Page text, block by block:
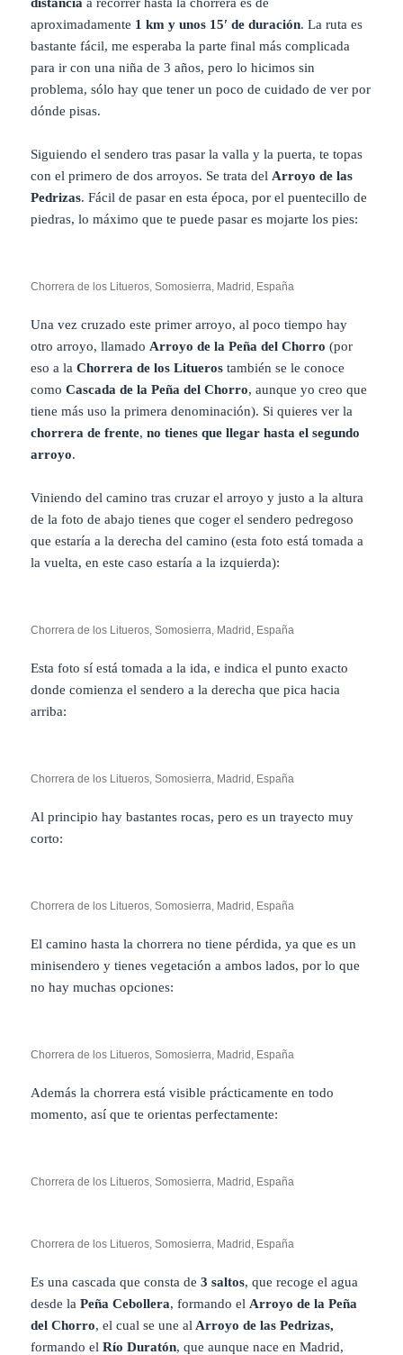
aproximadamente 1 km y unos 15′ de duración. La ruta es
bastante fácil, me esperaba la parte final más complicada
para ir con una niña de 3 años, pero lo hicimos sin
problema, sólo hay que tener un poco de cuidado de ver por
dónde pisas.
Siguiendo el sendero tras pasar la valla y la puerta, te topas
con el primero de dos arroyos. Se trata del Arroyo de las
Pedrizas. Fácil de pasar en esta época, por el puentecillo de
piedras, lo máximo que te puede pasar es mojarte los pies:
Chorrera de los Litueros, Somosierra, Madrid, España
Una vez cruzado este primer arroyo, al poco tiempo hay
otro arroyo, llamado Arroyo de la Peña del Chorro (por
eso a laChorrera de los Litueros también se le conoce
comoCascada de la Peña del Chorro, aunque yo creo que
tiene más uso la primera denominación). Si quieres ver la
chorrera de frente,no tienes que llegar hasta el segundo
arroyo.
Viniendo del camino tras cruzar el arroyo y justo a la altura
de la foto de abajo tienes que coger el sendero pedregoso
que estaría a la derecha del camino (esta foto está tomada a
la vuelta, en este caso estaría a la izquierda):
Chorrera de los Litueros, Somosierra, Madrid, España
Esta foto sí está tomada a la ida, e indica el punto exacto
donde comienza el sendero a la derecha que pica hacia
arriba:
Chorrera de los Litueros, Somosierra, Madrid, España
Al principio hay bastantes rocas, pero es un trayecto muy
corto:
Chorrera de los Litueros, Somosierra, Madrid, España
El camino hasta la chorrera no tiene pérdida, ya que es un
minisendero y tienes vegetación a ambos lados, por lo que
no hay muchas opciones:
Chorrera de los Litueros, Somosierra, Madrid, España
Además la chorrera está visible prácticamente en todo
momento, así que te orientas perfectamente:
Chorrera de los Litueros, Somosierra, Madrid, España
Chorrera de los Litueros, Somosierra, Madrid, España
Es una cascada que consta de3 saltos, que recoge el agua
desde la Peña Cebollera, formando el Arroyo de la Peña
del Chorro, el cual se une al Arroyo de las Pedrizas,
formando elRío Duratón, que aunque nace en Madrid,